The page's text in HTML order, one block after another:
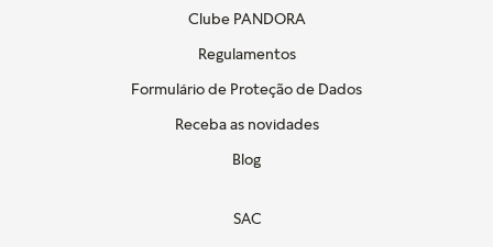
Clube PANDORA
Regulamentos
Formulário de Proteção de Dados
Receba as novidades
Blog
SAC